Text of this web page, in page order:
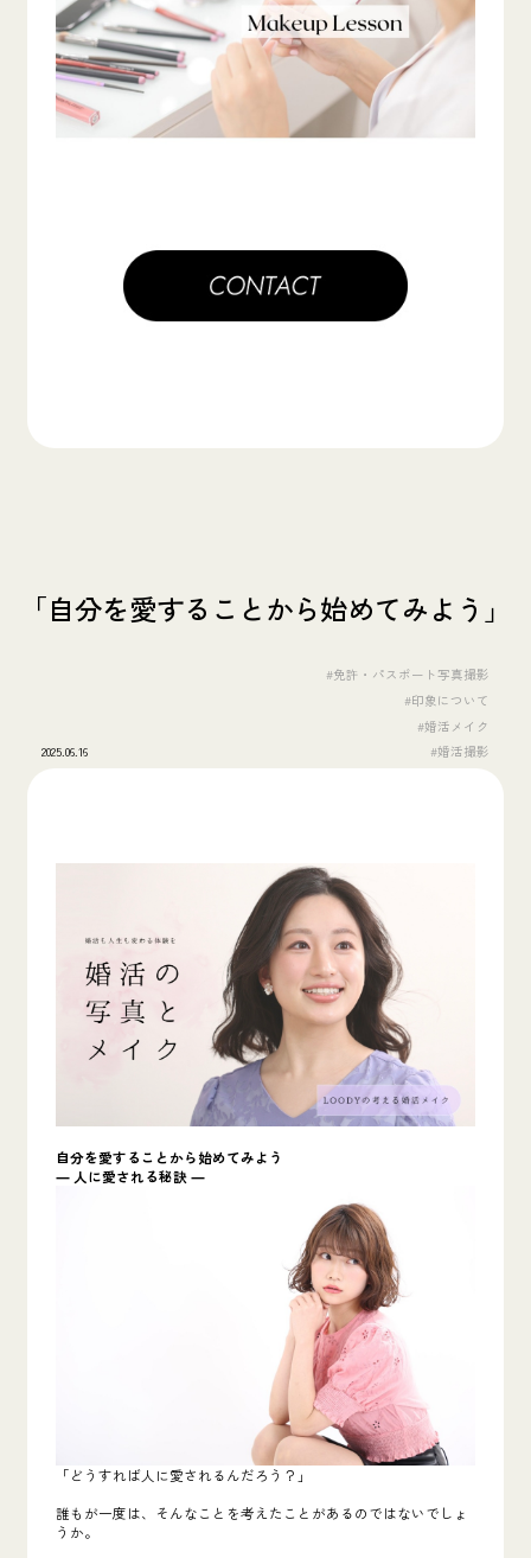
「自分を愛することから始めてみよう」
2025.06.16
#免許・パスポート写真撮影
#印象について
#婚活メイク
#婚活撮影
自分を愛することから始めてみよう
― 人に愛される秘訣 ―
「どうすれば人に愛されるんだろう？」
誰もが一度は、そんなことを考えたことがあるのではないでしょ
うか。